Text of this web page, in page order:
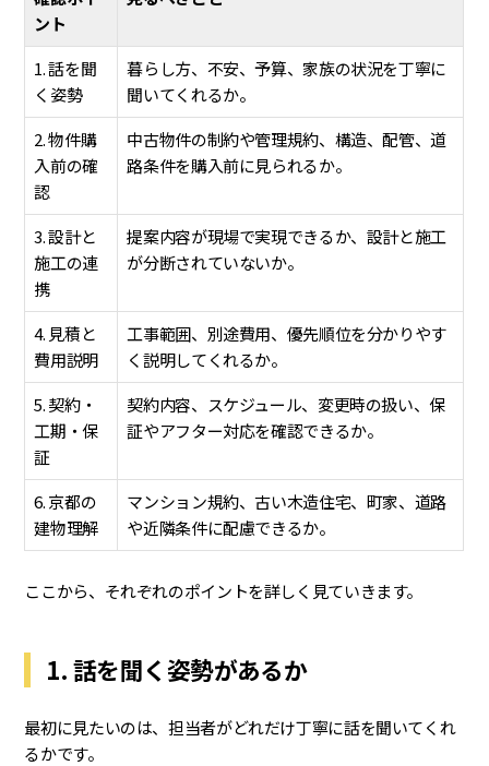
ント
1. 話を聞
く姿勢
暮らし方、不安、予算、家族の状況を丁寧に
聞いてくれるか。
2. 物件購
入前の確
認
中古物件の制約や管理規約、構造、配管、道
路条件を購入前に見られるか。
3. 設計と
施工の連
携
提案内容が現場で実現できるか、設計と施工
が分断されていないか。
4. 見積と
費用説明
工事範囲、別途費用、優先順位を分かりやす
く説明してくれるか。
5. 契約・
工期・保
証
契約内容、スケジュール、変更時の扱い、保
証やアフター対応を確認できるか。
6. 京都の
建物理解
マンション規約、古い木造住宅、町家、道路
や近隣条件に配慮できるか。
ここから、それぞれのポイントを詳しく見ていきます。
1. 話を聞く姿勢があるか
最初に見たいのは、担当者がどれだけ丁寧に話を聞いてくれ
るかです。